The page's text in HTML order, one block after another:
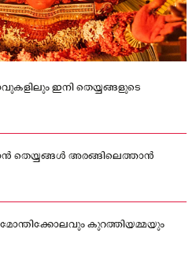
ഇനി തെയ്യങ്ങളുടെ
തെയ്യങ്ങൾ അരങ്ങിലെത്താൻ
മോന്തിക്കോലവും കുറത്തിയമ്മയും